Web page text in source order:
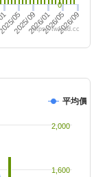
2026/01
05
2025/092026/052026/09
0
https://twfood.cc
平均價
1,600
2,000